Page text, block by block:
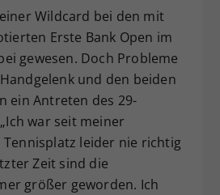
Wildcard bei den mit
Erste Bank Open im
gewesen. Doch Probleme
und den beiden
ein Antreten des 29-
war seit meiner
Tennisplatz leider nie richtig
Zeit sind die
größer geworden. Ich